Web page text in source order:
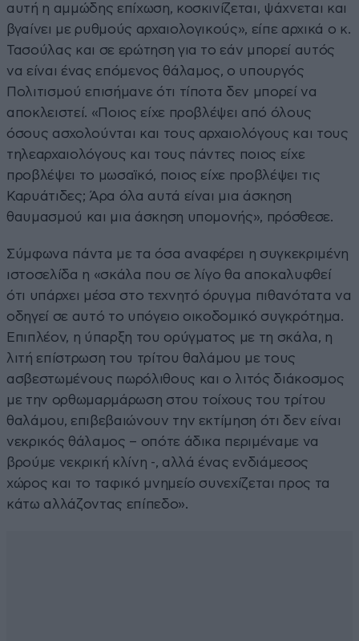
αυτή η αμμώδης επίχωση, κοσκινίζεται, ψάχνεται και
βγαίνει με ρυθμούς αρχαιολογικούς», είπε αρχικά ο κ.
Τασούλας και σε ερώτηση για το εάν μπορεί αυτός
να είναι ένας επόμενος θάλαμος, ο υπουργός
Πολιτισμού επισήμανε ότι τίποτα δεν μπορεί να
αποκλειστεί. «Ποιος είχε προβλέψει από όλους
όσους ασχολούνται και τους αρχαιολόγους και τους
τηλεαρχαιολόγους και τους πάντες ποιος είχε
προβλέψει το μωσαϊκό, ποιος είχε προβλέψει τις
Καρυάτιδες; Άρα όλα αυτά είναι μια άσκηση
θαυμασμού και μια άσκηση υπομονής», πρόσθεσε.
Σύμφωνα πάντα με τα όσα αναφέρει η συγκεκριμένη
ιστοσελίδα η «σκάλα που σε λίγο θα αποκαλυφθεί
ότι υπάρχει μέσα στο τεχνητό όρυγμα πιθανότατα να
οδηγεί σε αυτό το υπόγειο οικοδομικό συγκρότημα.
Επιπλέον, η ύπαρξη του ορύγματος με τη σκάλα, η
λιτή επίστρωση του τρίτου θαλάμου με τους
ασβεστωμένους πωρόλιθους και ο λιτός διάκοσμος
με την ορθωμαρμάρωση στου τοίχους του τρίτου
θαλάμου, επιβεβαιώνουν την εκτίμηση ότι δεν είναι
νεκρικός θάλαμος – οπότε άδικα περιμέναμε να
βρούμε νεκρική κλίνη -, αλλά ένας ενδιάμεσος
χώρος και το ταφικό μνημείο συνεχίζεται προς τα
κάτω αλλάζοντας επίπεδο».